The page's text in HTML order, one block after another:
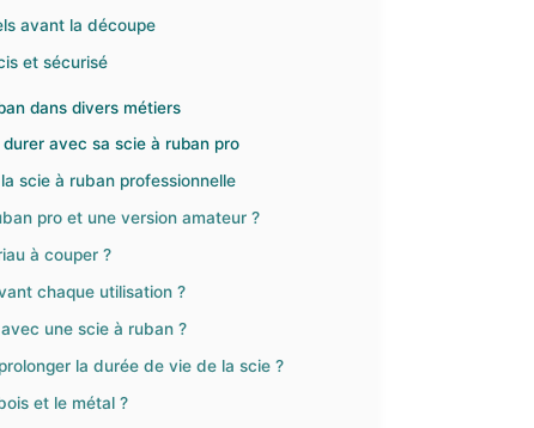
avant la découpe
et sécurisé
dans divers métiers
avec sa scie à ruban pro
scie à ruban professionnelle
pro et une version amateur ?
à couper ?
chaque utilisation ?
une scie à ruban ?
la durée de vie de la scie ?
et le métal ?